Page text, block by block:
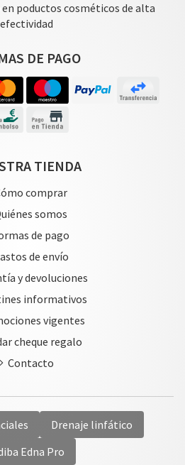
poductos cosméticos de alta
efectividad
DE PAGO
TIENDA
comprar
somos
de pago
de envío
y devoluciones
informativos
vigentes
cheque regalo
Contacto
Drenaje linfático
Edna Pro